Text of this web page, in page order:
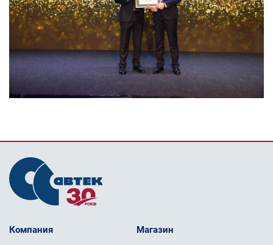
Компания Магазин